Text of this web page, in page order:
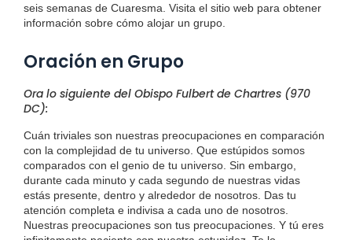
seis semanas de Cuaresma. Visita el sitio web para obtener
información sobre cómo alojar un grupo.
Oración en Grupo
Ora lo siguiente del Obispo Fulbert de Chartres (970
DC):
Cuán triviales son nuestras preocupaciones en comparación
con la complejidad de tu universo. Que estúpidos somos
comparados con el genio de tu universo. Sin embargo,
durante cada minuto y cada segundo de nuestras vidas
estás presente, dentro y alrededor de nosotros. Das tu
atención completa e indivisa a cada uno de nosotros.
Nuestras preocupaciones son tus preocupaciones. Y tú eres